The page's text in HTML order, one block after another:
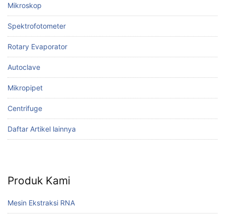
Mikroskop
Spektrofotometer
Rotary Evaporator
Autoclave
Mikropipet
Centrifuge
Daftar Artikel lainnya
Produk Kami
Mesin Ekstraksi RNA